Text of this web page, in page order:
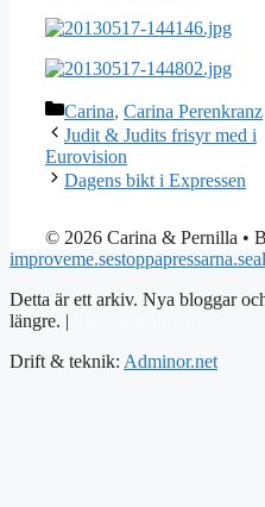
Kategorier
Carina, Carina Perenkranz
Judit & Judits frisyr med i
Eurovision
Dagens bikt i Expressen
© 2026 Carina & Pernilla •
improveme.sestoppapressarna.se
Detta är ett arkiv. Nya bloggar
längre. |
Drift & teknik: Adminor.net